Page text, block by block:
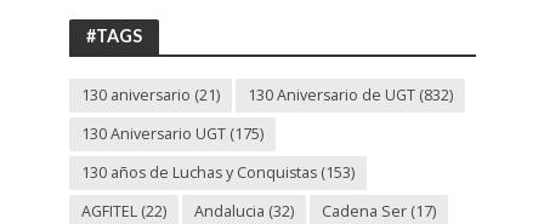
UGT
#TAGS
130 aniversario (21) 130 Aniversario de UGT(832)
130 Aniversario UGT(175)
130 años de Luchas y Conquistas(153)
AGFITEL(22) Andalucia (32) Cadena Ser(17)